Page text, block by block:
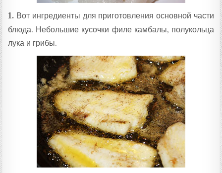
1. Вот ингредиенты для приготовления основной части
блюда. Небольшие кусочки филе камбалы, полукольца
лука и грибы.